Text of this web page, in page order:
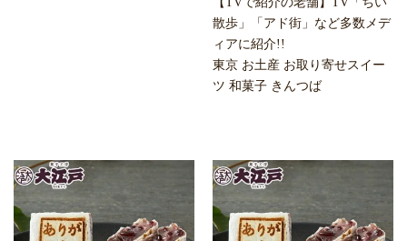
散歩」「アド街」など多数メデ
ィアに紹介!!
東京 お土産 お取り寄せスイー
ツ 和菓子 きんつば